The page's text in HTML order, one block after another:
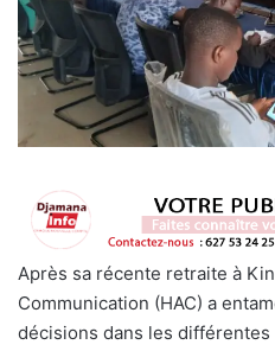
Après sa récente retraite à
Communication (HAC) a
décisions dans les différentes